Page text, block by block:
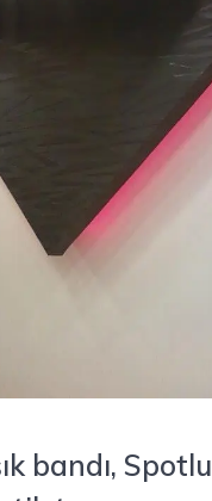
bandı, Spotlu